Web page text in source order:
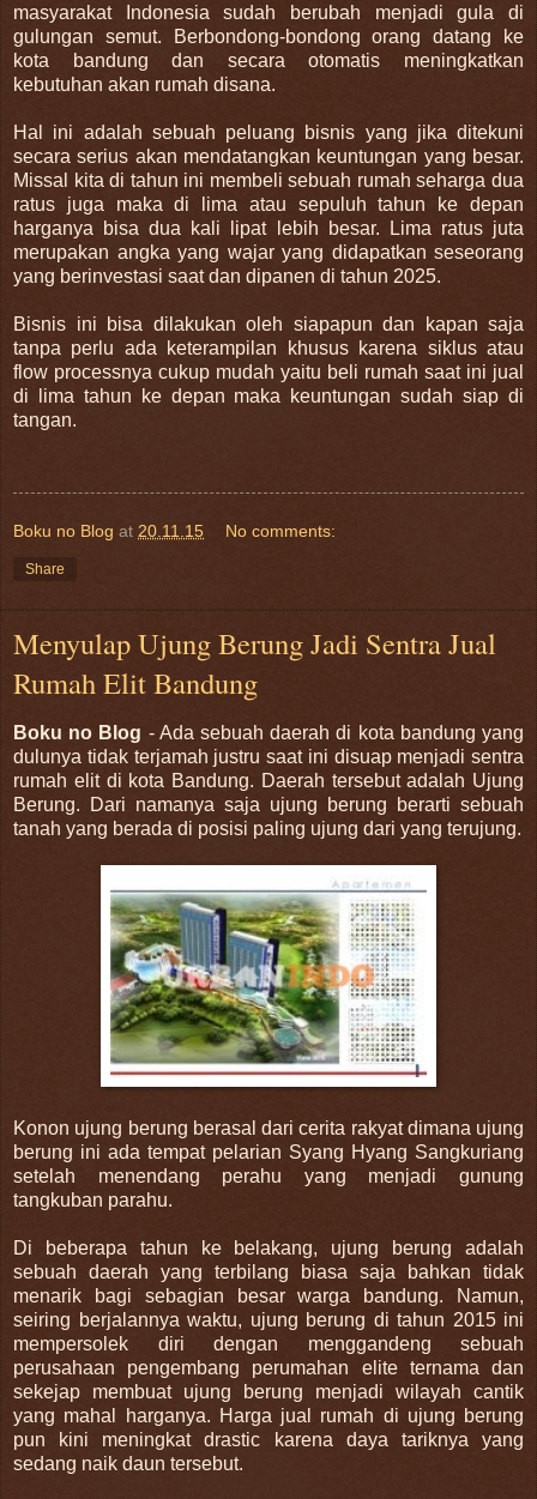
masyarakat Indonesia sudah berubah menjadi gula di
gulungan semut. Berbondong-bondong orang datang ke
kota bandung dan secara otomatis meningkatkan
kebutuhan akan rumah disana.
Hal ini adalah sebuah peluang bisnis yang jika ditekuni
secara serius akan mendatangkan keuntungan yang besar.
Missal kita di tahun ini membeli sebuah rumah seharga dua
ratus juga maka di lima atau sepuluh tahun ke depan
harganya bisa dua kali lipat lebih besar. Lima ratus juta
merupakan angka yang wajar yang didapatkan seseorang
yang berinvestasi saat dan dipanen di tahun 2025.
Bisnis ini bisa dilakukan oleh siapapun dan kapan saja
tanpa perlu ada keterampilan khusus karena siklus atau
flow processnya cukup mudah yaitu beli rumah saat ini jual
di lima tahun ke depan maka keuntungan sudah siap di
tangan.
Boku no Blog at 20.11.15 No comments:
Share
Menyulap Ujung Berung Jadi Sentra Jual
Rumah Elit Bandung
Boku no Blog - Ada sebuah daerah di kota bandung yang
dulunya tidak terjamah justru saat ini disuap menjadi sentra
rumah elit di kota Bandung. Daerah tersebut adalah Ujung
Berung. Dari namanya saja ujung berung berarti sebuah
tanah yang berada di posisi paling ujung dari yang terujung.
Konon ujung berung berasal dari cerita rakyat dimana ujung
berung ini ada tempat pelarian Syang Hyang Sangkuriang
setelah menendang perahu yang menjadi gunung
tangkuban parahu.
Di beberapa tahun ke belakang, ujung berung adalah
sebuah daerah yang terbilang biasa saja bahkan tidak
menarik bagi sebagian besar warga bandung. Namun,
seiring berjalannya waktu, ujung berung di tahun 2015 ini
mempersolek diri dengan menggandeng sebuah
perusahaan pengembang perumahan elite ternama dan
sekejap membuat ujung berung menjadi wilayah cantik
yang mahal harganya. Harga jual rumah di ujung berung
pun kini meningkat drastic karena daya tariknya yang
sedang naik daun tersebut.